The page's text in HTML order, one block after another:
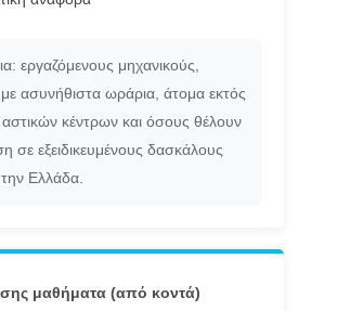
εργαζόμενους μηχανικούς,
με ασυνήθιστα ωράρια, άτομα εκτός
κέντρων και όσους θέλουν
σε εξειδικευμένους δασκάλους
Ελλάδα.
μαθήματα (από κοντά)